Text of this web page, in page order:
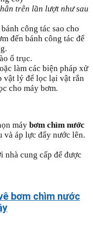
trên lần lượt như sau
công tác sao cho
đến bánh công tác để
ổ trục.
làm các biện pháp xử
vật lý để lọc lại vật rắn
cho máy bơm.
máy bơm chìm nước
và áp lực đẩy nước lên.
nhà cung cấp để được
bơm chìm nước